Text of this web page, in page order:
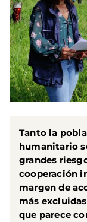
Tanto la
humanitario
grandes
cooperación
margen de
más
que parece